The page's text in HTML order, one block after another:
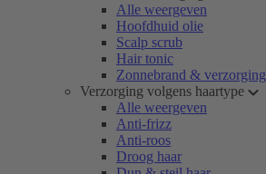
Alle weergeven
Hoofdhuid olie
Scalp scrub
Hair tonic
Zonnebrand & verzorging
Verzorging volgens haartype
Alle weergeven
Anti-frizz
Anti-roos
Droog haar